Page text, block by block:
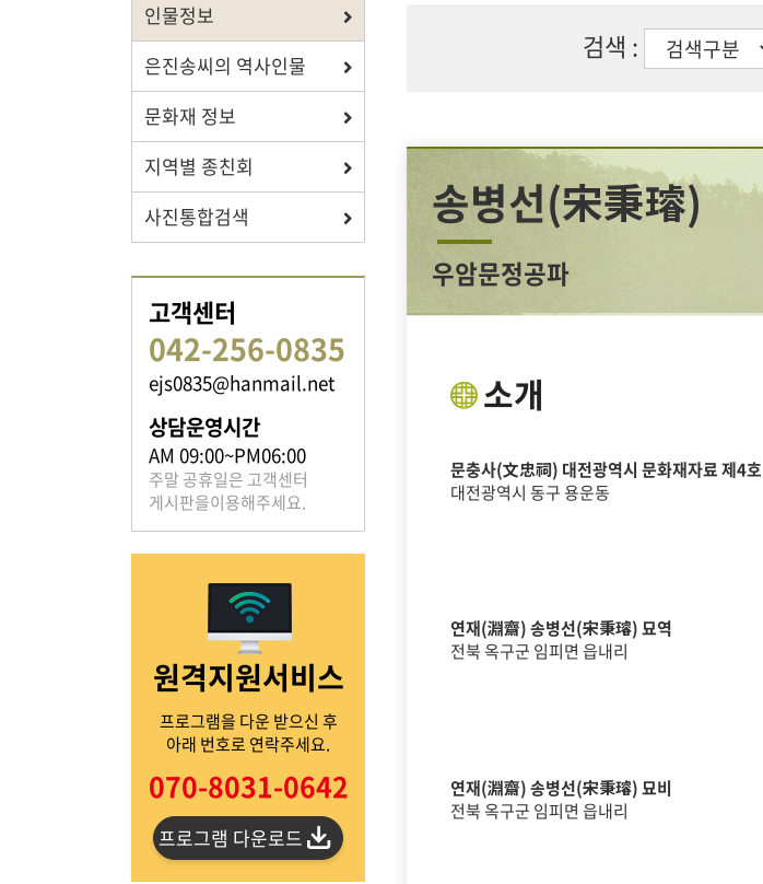
효행 정신과 숭조돈종의 사상이
투철한 장학생을 지원합니다.
자료실
보학, 전통상식, 도서관에서
· 은진송씨 종보
· 동영상자료실
족보 자료실
은진송씨의 족보를 확인하실 수 있습니다.
· 족보 자료실
은진송씨의 전달 사항을
· 묻고답하기
인물정보
은진송씨의 역사인물
문화재 정보
지역별 종친회
사진통합검색
고객센터
042-256-0835
ejs0835@hanmail.net
상담운영시간
AM 09:00~PM06:00
주말 공휴일은 고객센터
게시판을이용해주세요.
원격지원서비스
프로그램을 다운 받으신 후
아래 번호로 연락주세요.
070-8031-0642
프로그램 다운로드
검색 :
송병선(宋秉璿)
우암문정공파
소개
문충사(文忠祠) 대전광역시 문화재자료 제4호
대전광역시 동구 용운동
연재(淵齋) 송병선(宋秉璿) 묘역
전북 옥구군 임피면 읍내리
연재(淵齋) 송병선(宋秉璿) 묘비
전북 옥구군 임피면 읍내리